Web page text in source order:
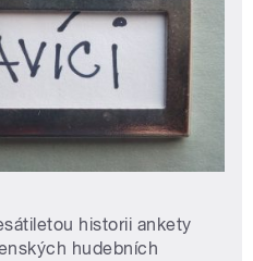
historii ankety
hudebních